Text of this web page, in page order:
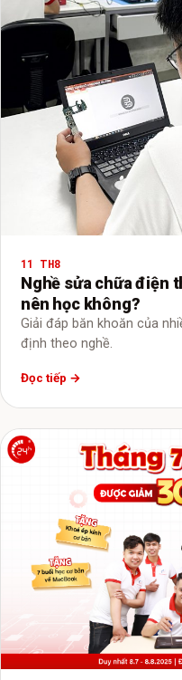
11 TH8
Nghề sửa chữa điện
nên học không?
Giải đáp băn khoăn của
định theo nghề.
Đọc tiếp →